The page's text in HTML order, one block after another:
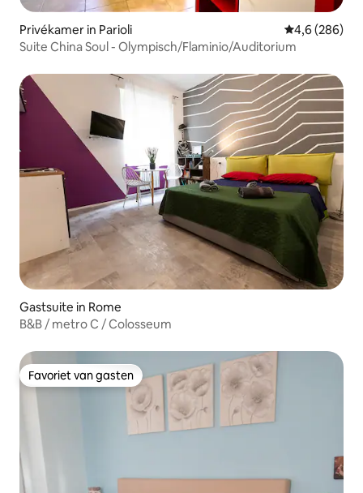
Privékamer in Parioli Gemiddelde
4,6 (286)
Suite China Soul - Olympisch/Flaminio/Auditorium
Gastsuite in Rome
B&B / metro C / Colosseum
Favoriet van gasten
Favoriet van gasten